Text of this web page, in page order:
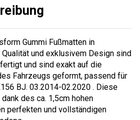
Gummi Fußmatten in
und exklusivem Design sind
und sind exakt auf die
Fahrzeugs geformt, passend für
BJ. 03.2014-02.2020 . Diese
des ca. 1,5cm hohen
perfekten und vollständigen